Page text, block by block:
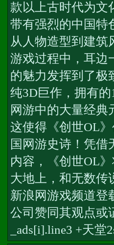
款以上古时代为文
带有强烈的中国特
从人物造型到建筑
游戏过程中，耳边
的魅力发挥到了极
纯3D巨作，拥有
网游中的大量经
这使得《创世OL
国网游史诗！凭
内容，《创世OL
大地上，和无数传
新浪网游戏频道登
公司赞同其观点或
_ads[i].line3 +天堂